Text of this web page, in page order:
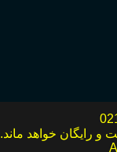
و رایگان خواهد ماند.